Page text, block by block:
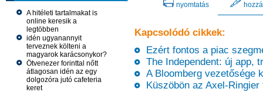
A hitéleti tartalmakat is
online keresik a
legtöbben
idén ugyanannyit
terveznek költeni a
magyarok karácsonykor?
Ötvenezer forinttal nőtt
átlagosan idén az egy
dolgozóra jutó cafeteria
keret
nyomtatás
Kapcsolódó cikkek:
Ezért fontos a piac
The Independent: új app,
A Bloomberg vezetősége
Küszöbön az Axel-Ringier